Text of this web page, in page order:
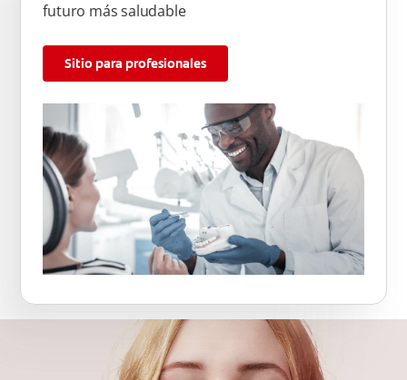
futuro más saludable
Sitio para profesionales